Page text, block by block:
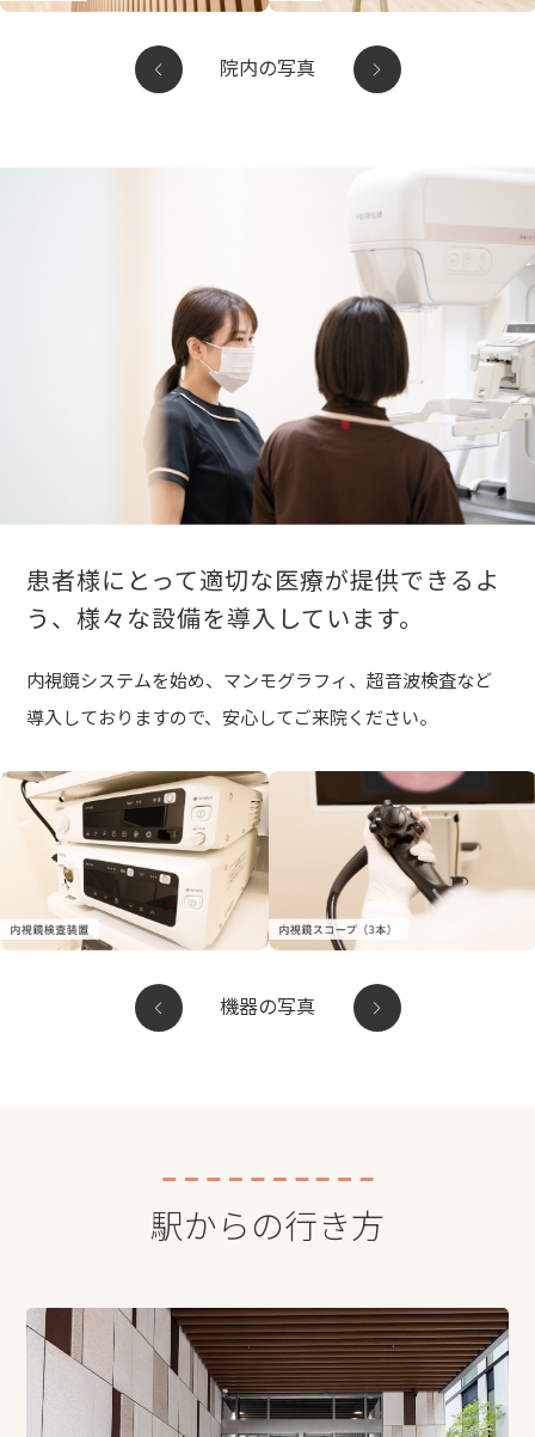
院内の写真
患者様にとって適切な医療が提供できるよ
う、様々な設備を導入しています。
内視鏡システムを始め、マンモグラフィ、超音波検査など
導入しておりますので、安心してご来院ください。
機器の写真
駅からの行き方